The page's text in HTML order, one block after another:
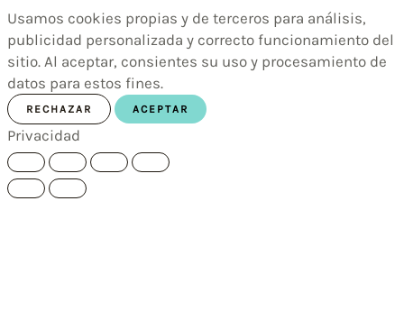
Usamos cookies propias y de terceros para análisis,
publicidad personalizada y correcto funcionamiento del
sitio. Al aceptar, consientes su uso y procesamiento de
datos para estos fines.
RECHAZAR ACEPTAR
Privacidad